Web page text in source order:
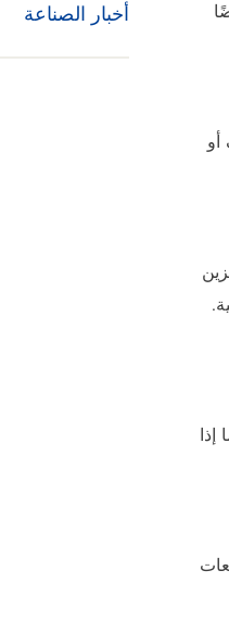
أو
إذا
أخبار الصناعة